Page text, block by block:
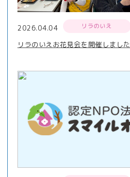
2026.04.04 リラのいえ
リラのいえお花見会を開催しました